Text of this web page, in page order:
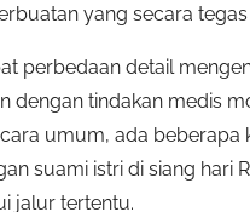
yang secara
perbedaan detail
dengan tindakan medis
umum, ada
suami istri di siang hari
jalur tertentu.